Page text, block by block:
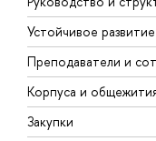
Устойчивое
Преподаватели и
Корпуса и
Закупки